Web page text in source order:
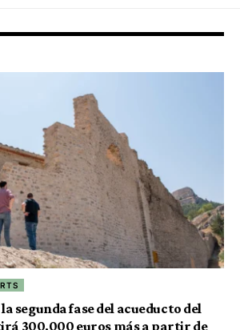
segunda fase del acueducto del
300.000 euros más a partir de